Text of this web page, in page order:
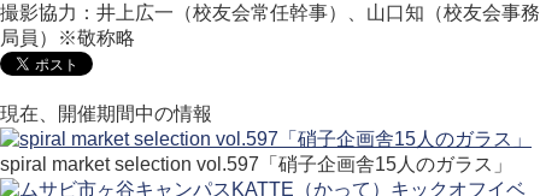
撮影協力：井上広一（校友会常任幹事）、山口知（校友会事務
局員）※敬称略
現在、開催期間中の情報
spiral market selection vol.597「硝子企画舎15人のガラス」